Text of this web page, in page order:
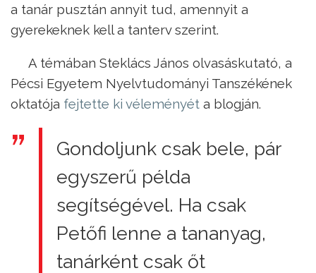
a tanár pusztán annyit tud, amennyit a
gyerekeknek kell a tanterv szerint.
A témában Steklács János olvasáskutató, a
Pécsi Egyetem Nyelvtudományi Tanszékének
oktatója fejtette ki véleményét a blogján.
Gondoljunk csak bele, pár
egyszerű példa
segítségével. Ha csak
Petőfi lenne a tananyag,
tanárként csak őt